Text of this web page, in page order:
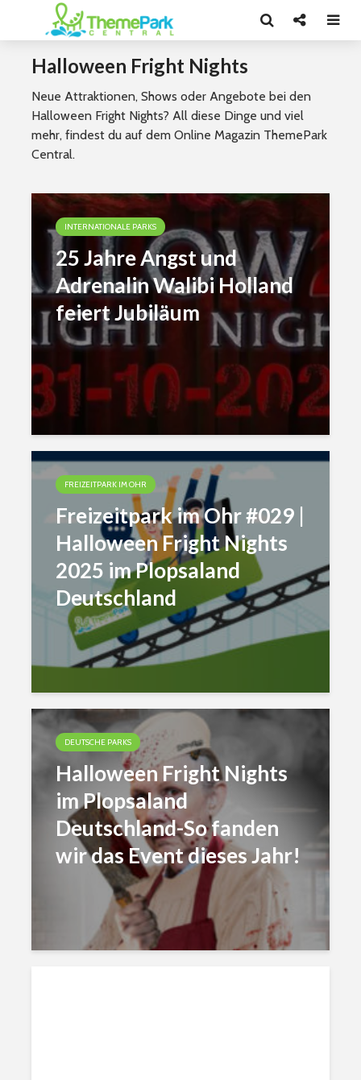
Halloween Fright Nights
Neue Attraktionen, Shows oder Angebote bei den
Halloween Fright Nights? All diese Dinge und viel
mehr, findest du auf dem Online Magazin ThemePark
Central.
INTERNATIONALE PARKS
25 Jahre Angst und
Adrenalin Walibi Holland
feiert Jubiläum
FREIZEITPARK IM OHR
Freizeitpark im Ohr #029 |
Halloween Fright Nights
2025 im Plopsaland
Deutschland
DEUTSCHE PARKS
Halloween Fright Nights
im Plopsaland
Deutschland-So fanden
wir das Event dieses Jahr!